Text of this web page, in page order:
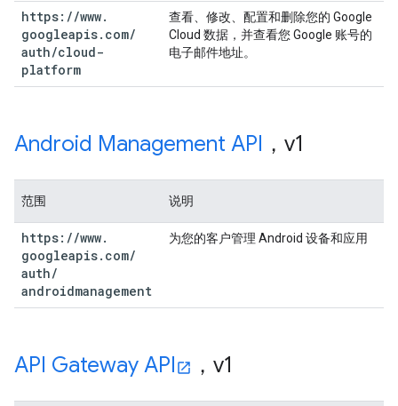
https: //www.
googleapis. com/
auth/cloud-
platform
查看、修改、配置和删除您的 Google
Cloud 数据，并查看您 Google 账号的
电子邮件地址。
Android Management API ，v1
范围 说明
https: //www.
googleapis. com/
auth/
androidmanagement
为您的客户管理 Android 设备和应用
API Gateway API ，v1